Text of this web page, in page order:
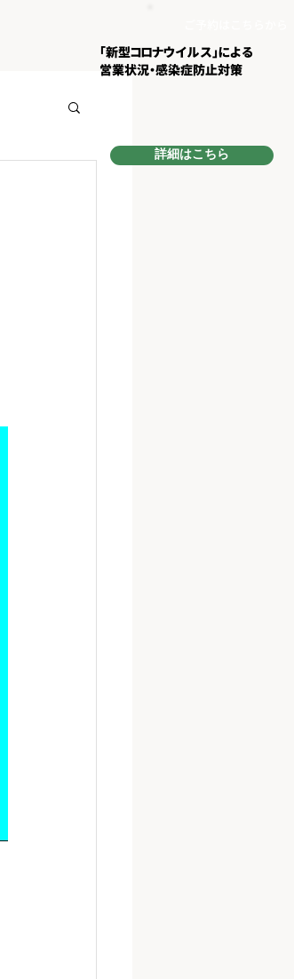
​「新型コロナウイルス」による
営業状況・感染症防止対策
詳細はこちら